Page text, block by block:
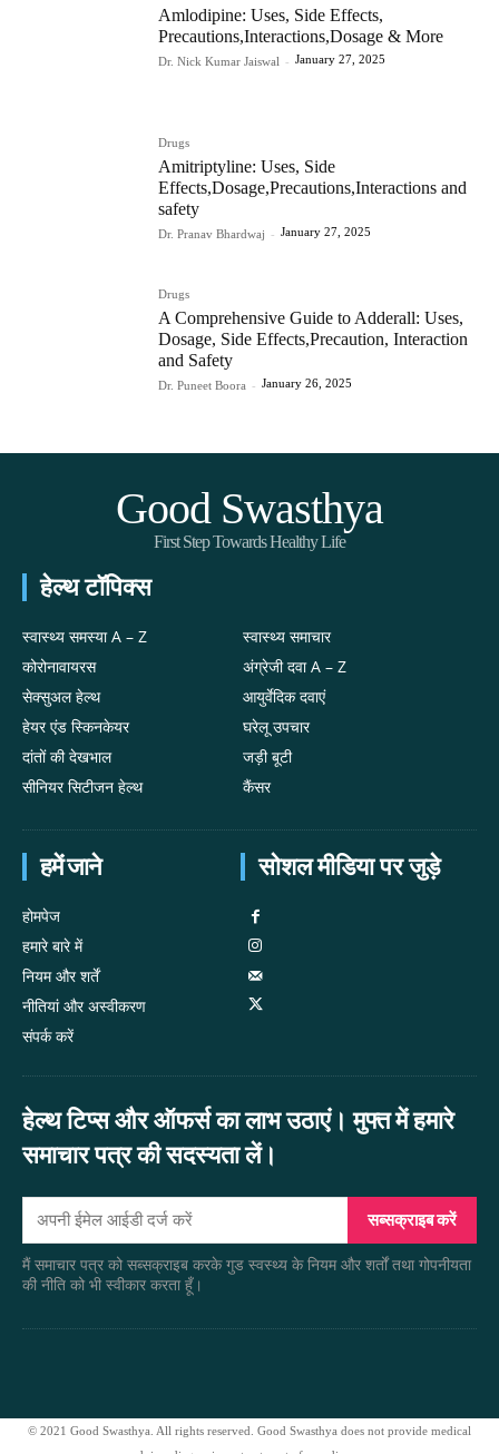
Amlodipine: Uses, Side Effects,
Precautions,Interactions,Dosage & More
Dr. Nick Kumar Jaiswal - January 27, 2025
Drugs
Amitriptyline: Uses, Side
Effects,Dosage,Precautions,Interactions and
safety
Dr. Pranav Bhardwaj - January 27, 2025
Drugs
A Comprehensive Guide to Adderall: Uses,
Dosage, Side Effects,Precaution, Interaction
and Safety
Dr. Puneet Boora - January 26, 2025
Good Swasthya
First Step Towards Healthy Life
हेल्थ टॉपिक्स
स्वास्थ्य समस्या A – Z
कोरोनावायरस
सेक्सुअल हेल्थ
हेयर एंड स्किनकेयर
दांतों की देखभाल
सीनियर सिटीजन हेल्थ
स्वास्थ्य समाचार
अंग्रेजी दवा A – Z
आयुर्वेदिक दवाएं
घरेलू उपचार
जड़ी बूटी
कैंसर
हमें जाने
होमपेज
हमारे बारे में
नियम और शर्तें
नीतियां और अस्वीकरण
संपर्क करें
सोशल मीडिया पर जुड़े
हेल्थ टिप्स और ऑफर्स का लाभ उठाएं। मुफ्त में हमारे
समाचार पत्र की सदस्यता लें।
सब्सक्राइब करें
मैं समाचार पत्र को सब्सक्राइब करके गुड स्वस्थ्य के नियम और शर्तों तथा गोपनीयता
की नीति को भी स्वीकार करता हूँ।
© 2021 Good Swasthya. All rights reserved. Good Swasthya does not provide medical